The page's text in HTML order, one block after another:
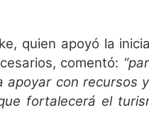
quien apoyó la
comentó:
apoyar con recursos
fortalecerá el